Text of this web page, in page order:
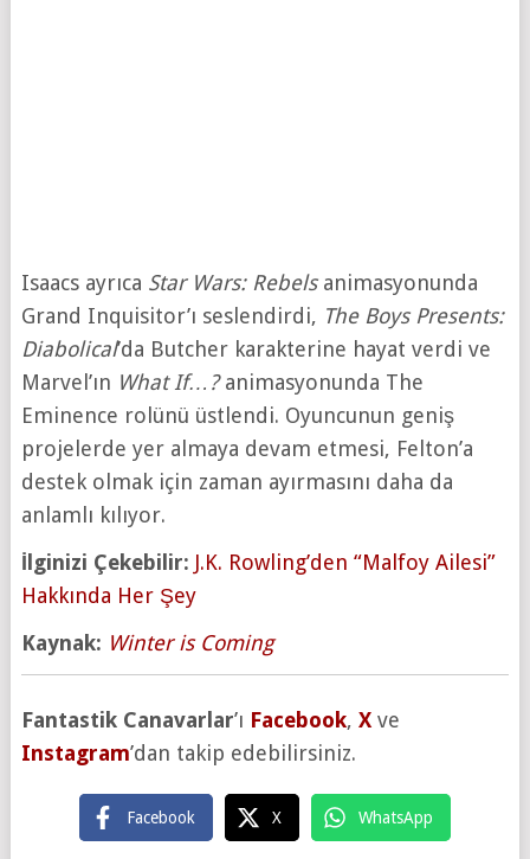
Isaacs ayrıca Star Wars: Rebelsanimasyonunda
Grand Inquisitor’ı seslendirdi, The Boys Presents:
Diabolical’da Butcher karakterine hayat verdi ve
Marvel’ın What If…?animasyonunda The
Eminence rolünü üstlendi. Oyuncunun geniş
projelerde yer almaya devam etmesi, Felton’a
destek olmak için zaman ayırmasını daha da
anlamlı kılıyor.
İlginizi Çekebilir: J.K. Rowling’den “Malfoy Ailesi”
Hakkında Her Şey
Kaynak: Winter is Coming
Fantastik Canavarlar’ı Facebook, Xve
Instagram’dan takip edebilirsiniz.
Facebook X WhatsApp